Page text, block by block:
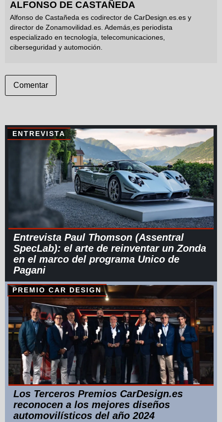
ALFONSO DE CASTAÑEDA
Alfonso de Castañeda es codirector de CarDesign.es.es y
director de Zonamovilidad.es. Además,es periodista
especializado en tecnología, telecomunicaciones,
ciberseguridad y automoción.
Comentar
ENTREVISTA
Entrevista Paul Thomson (Assentral
SpecLab): el arte de reinventar un Zonda
en el marco del programa Unico de
Pagani
PREMIO CAR DESIGN
Los Terceros Premios CarDesign.es
reconocen a los mejores diseños
automovilísticos del año 2024